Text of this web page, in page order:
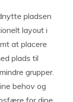
pladsen
layout i
at placere
plads til
grupper.
behov og
for dine